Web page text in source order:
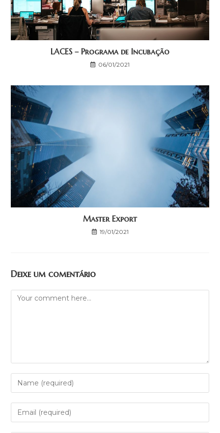
LACES – Programa de Incubação
06/01/2021
Master Export
19/01/2021
Deixe um comentário